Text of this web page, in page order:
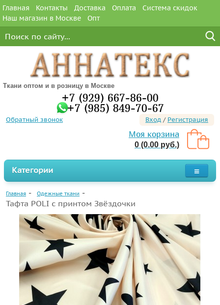
Главная Контакты Доставка Оплата
Система скидок
Наш магазин в Москве
Опт
Ткани оптом и в розницу в Москве
+7 (929) 667-86-00
+7 (985) 849-70-67
Обратный звонок Вход / Регистрация
Моя корзина
0 (0.00 руб.)
Категории
Главная Одежные ткани
Тафта POLI с принтом Звёздочки